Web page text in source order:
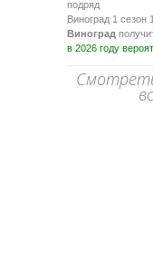
подряд
Виноград 1 сезон
Виноград
в 2026 году